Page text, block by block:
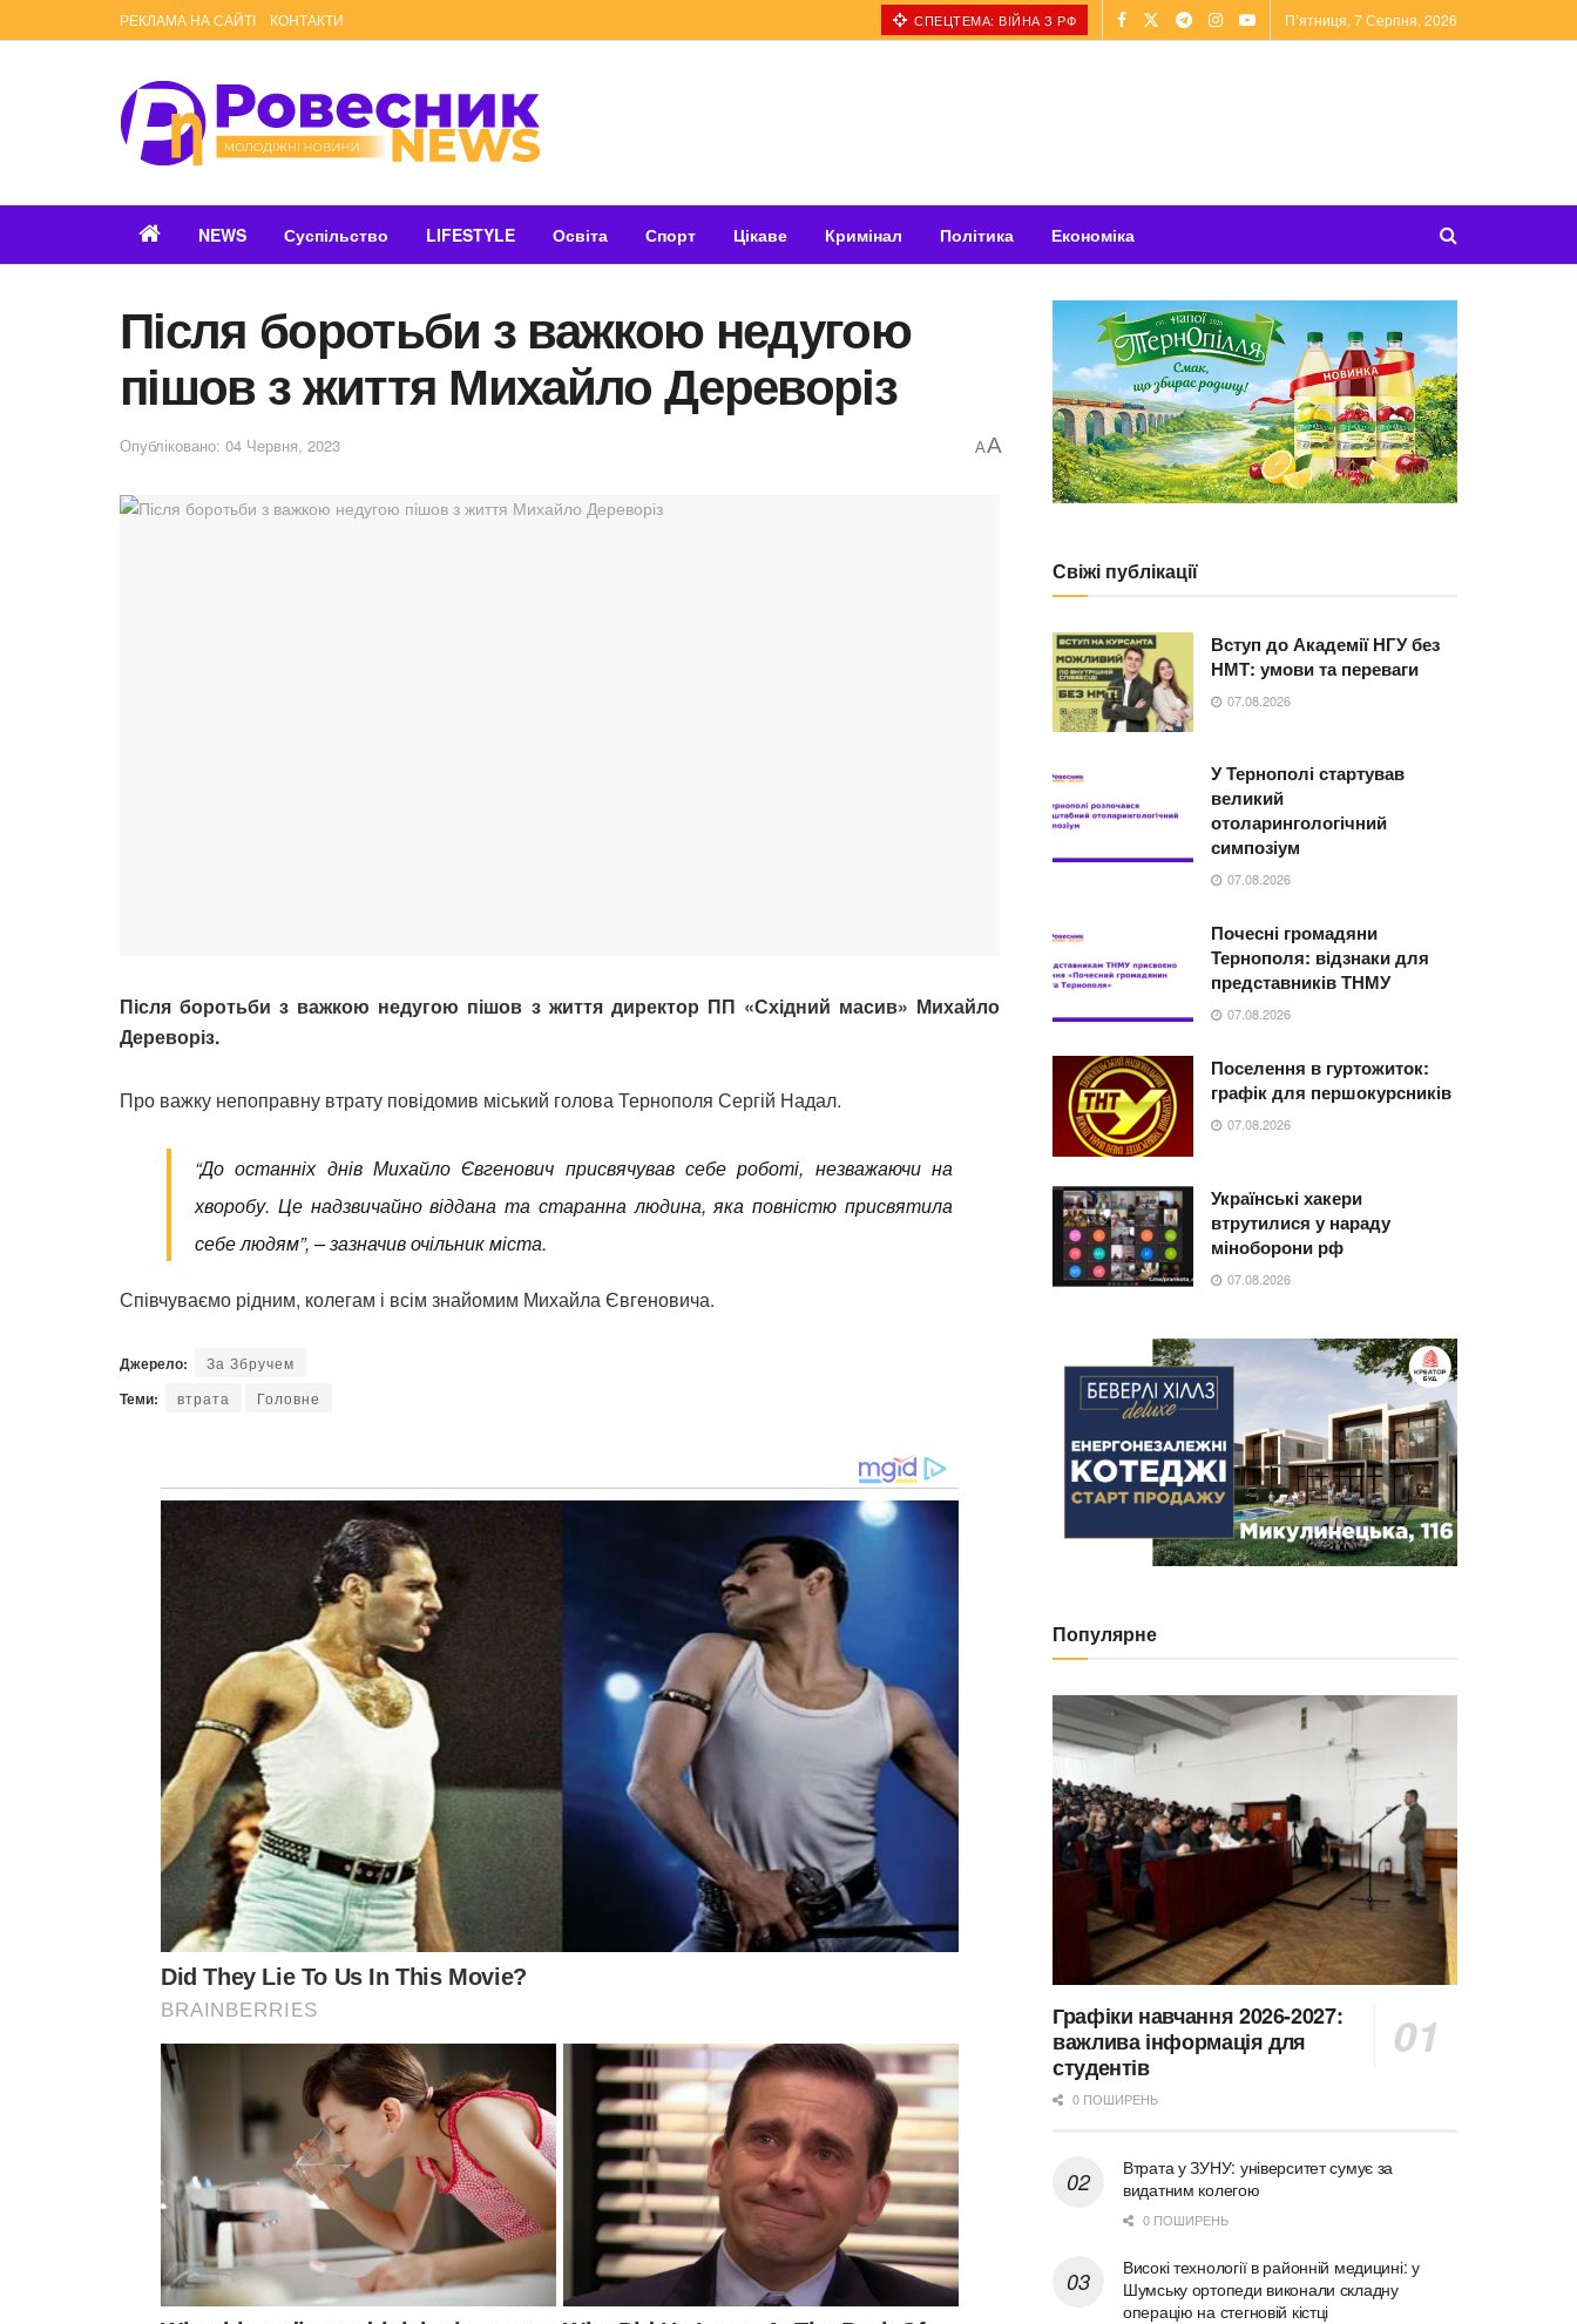
РЕКЛАМА НА САЙТІ КОНТАКТИ СПЕЦТЕМА: ВІЙНА З РФ П’ятниця, 7 Серпня, 2026
NEWS Суспільство LIFESTYLE Освіта Спорт Цікаве Кримінал Політика Економіка
Після боротьби з важкою недугою
пішов з життя Михайло Дереворіз
Опубліковано: 04 Червня, 2023 AA
Після боротьби з важкою недугою пішов з життя директор ПП «Східний масив» Михайло
Дереворіз.
Про важку непоправну втрату повідомив міський голова Тернополя Сергій Надал.
“До останніх днів Михайло Євгенович присвячував себе роботі, незважаючи на
хворобу. Це надзвичайно віддана та старанна людина, яка повністю присвятила
себе людям”, – зазначив очільник міста.
Співчуваємо рідним, колегам і всім знайомим Михайла Євгеновича.
Джерело: За Збручем
Теми: втрата Головне
Свіжі публікації
Вступ до Академії НГУ без
НМТ: умови та переваги
07.08.2026
У Тернополі стартував
великий
отоларингологічний
симпозіум
07.08.2026
Почесні громадяни
Тернополя: відзнаки для
представників ТНМУ
07.08.2026
Поселення в гуртожиток:
графік для першокурсників
07.08.2026
Українські хакери
втрутилися у нараду
міноборони рф
07.08.2026
Популярне
Графіки навчання 2026-2027:
важлива інформація для
студентів
0 ПОШИРЕНЬ
Втрата у ЗУНУ: університет сумує за
видатним колегою
0 ПОШИРЕНЬ
Високі технології в районній медицині: у
Шумську ортопеди виконали складну
операцію на стегновій кістці